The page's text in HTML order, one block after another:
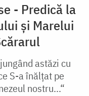
- Predică la
și Marelui
astăzi cu
S-a înălțat pe
nostru...“